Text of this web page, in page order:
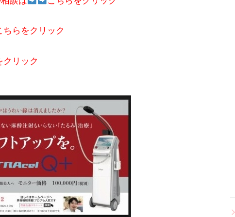
ちらをクリック
クリック